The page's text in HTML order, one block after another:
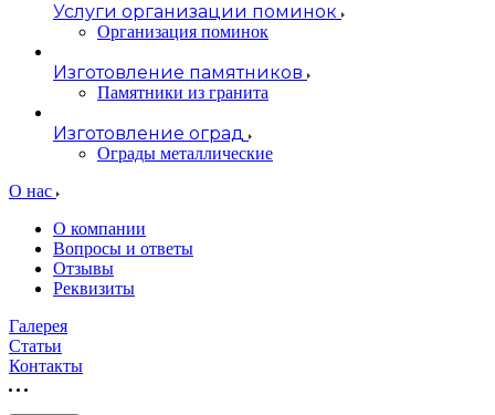
Услуги организации поминок
Организация поминок
Изготовление памятников
Памятники из гранита
Изготовление оград
Ограды металлические
О нас
О компании
Вопросы и ответы
Отзывы
Реквизиты
Галерея
Статьи
Контакты